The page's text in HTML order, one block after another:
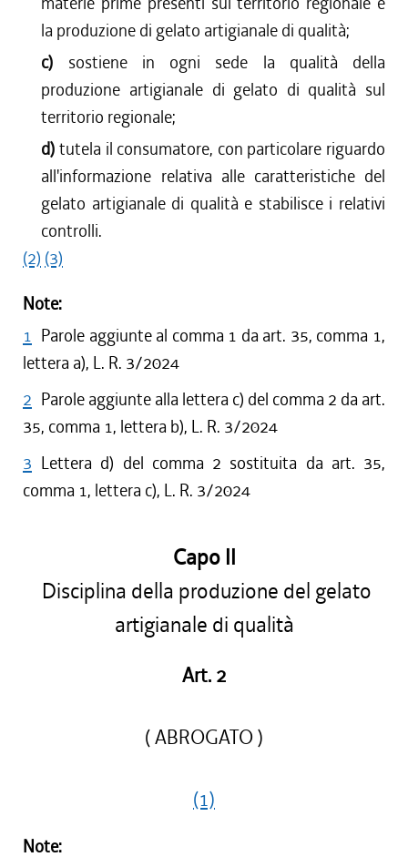
la produzione di gelato artigianale di qualità;
c) sostiene in ogni sede la qualità della
produzione artigianale di gelato di qualità sul
territorio regionale;
d)tutela il consumatore, con particolare riguardo
all'informazione relativa alle caratteristiche del
gelato artigianale di qualità e stabilisce i relativi
controlli.
(2) (3)
Note:
1 Parole aggiunte al comma 1 da art. 35, comma 1,
lettera a), L. R. 3/2024
2 Parole aggiunte alla lettera c) del comma 2 da art.
35, comma 1, lettera b), L. R. 3/2024
3 Lettera d) del comma 2 sostituita da art. 35,
comma 1, lettera c), L. R. 3/2024
Capo II
Disciplina della produzione del gelato
artigianale di qualità
Art. 2
( ABROGATO )
(1)
Note: